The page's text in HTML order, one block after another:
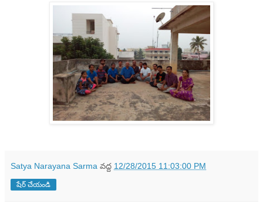
Satya Narayana Sarma వద్ద 12/28/2015 11:03:00 PM
షేర్ చేయండి